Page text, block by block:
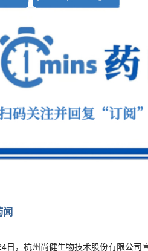
闻
日，杭州尚健生物技术股份有限公司